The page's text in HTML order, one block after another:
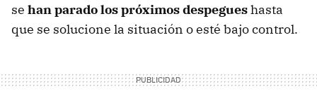
se han parado los próximos despegueshasta
que se solucione la situación o esté bajo control.